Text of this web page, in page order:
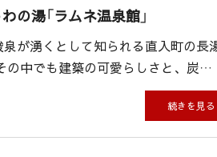
の湯「ラムネ温泉館」
が湧くとして知られる直入町の長
の中でも建築の可愛らしさと、炭…
続きを見る